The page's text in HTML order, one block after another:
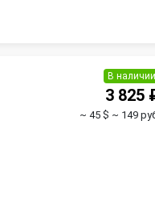
В наличии
3 825
~ 45 $ ~ 149